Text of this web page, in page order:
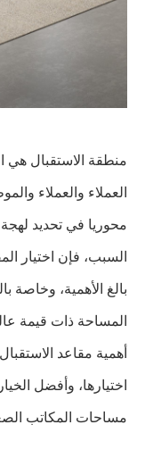
منطقة الاستقبال هي
العملاء والعملاء
محوريا في تحديد
السبب، فإن اختيار
بالغ الأهمية، وخاصة
المساحة ذات قيمة
أهمية مقاعد
اختيارها، وأفضل
مساحات المكاتب